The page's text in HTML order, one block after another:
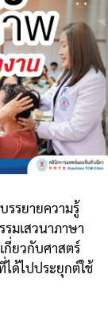
รรยายความรู้
มเสวนาภาษา
กี่ยวกับศาสตร์
ด้ไปประยุกต์ใช้